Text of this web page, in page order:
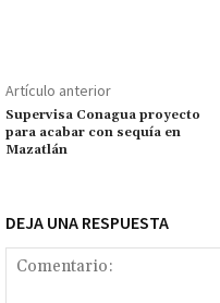
o
k
p
p
p
ar
tir
Artículo anterior
Supervisa Conagua proyecto
para acabar con sequía en
Mazatlán
DEJA UNA RESPUESTA